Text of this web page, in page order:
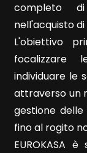
completo
nell'acquisto
L'obiettivo
focalizzare
individuare le
attraverso un
gestione
fino al rogito
EUROKASA
Camere
minime
Qualsiasi
1
2